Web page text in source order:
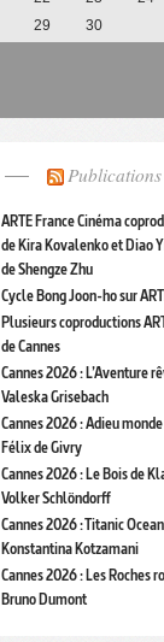
29 30
Publications
ARTE France Cinéma
de Kira Kovalenko et Diao
de Shengze Zhu
Cycle Bong Joon-ho sur
Plusieurs coproductions
de Cannes
Cannes 2026 : L’Aventure
Valeska Grisebach
Cannes 2026 : Adieu
Félix de Givry
Cannes 2026 : Le Bois de
Volker Schlöndorff
Cannes 2026 : Titanic
Konstantina Kotzamani
Cannes 2026 : Les Roches
Bruno Dumont